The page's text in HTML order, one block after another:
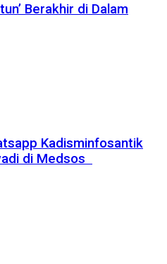
Berakhir di Dalam
Kadisminfosantik
di Medsos